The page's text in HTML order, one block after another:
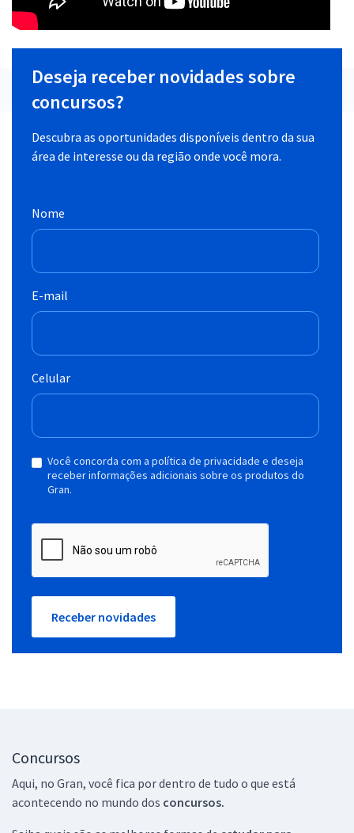
Deseja receber novidades sobre
concursos?
Descubra as oportunidades disponíveis dentro da sua
área de interesse ou da região onde você mora.
Nome
E-mail
Celular
Você concorda com a política de privacidade e deseja
receber informações adicionais sobre os produtos do
Gran.
Receber novidades
Concursos
Aqui, no Gran, você fica por dentro de tudo o que está
acontecendo no mundo dos concursos.